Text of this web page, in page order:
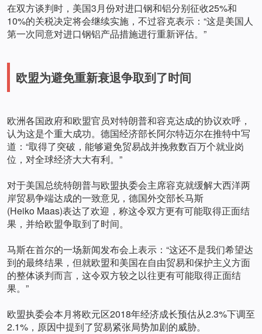
在双方谈判时，美国3月份对进口钢和铝分别征收25%和
10%的关税决定将会继续实施，不过容克表示：“这是美国人
第一次同意对进口钢铝产品措施进行重新评估。”
欧盟为避免重新衰退争取到了时间
欧洲各国政府和欧盟官员对特朗普和容克达成的协议欢呼，
认为这是个重大成功。德国经济部长阿尔特迈尔在推特中写
道：“取得了突破，能够避免贸易战并挽救数百万个就业岗
位，对全球经济大大有利。”
对于美国总统特朗普与欧盟执委会主席容克就缓解大西洋两
岸贸易争端达成的一致意见，德国外交部长马斯
(Heiko Maas)表达了欢迎，称这令双方更有可能取得正面结
果，并给欧盟争取到了时间。
马斯在首尔的一场新闻发布会上表示：“这还不是我们希望达
到的最终结果，但就欧盟和美国在自由贸易和保护主义方面
的整体谈判而言，这令双方较之以往更有可能取得正面结
果。”
欧盟执委会本月将欧元区2018年经济成长预估从2.3%下调至
2.1%，原因中提到了贸易紧张局势加剧的威胁。